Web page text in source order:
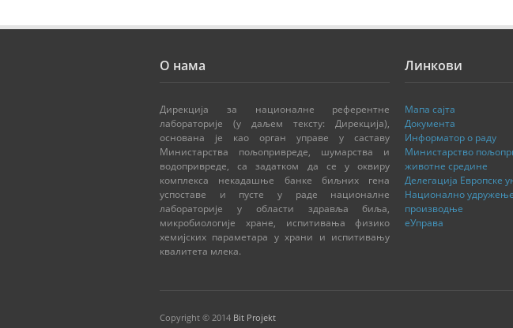
О нама
Дирекција за националне референтне
лабораторије (у даљем тексту: Дирекција),
основана је као орган управе у саставу
Министарства пољопривреде, шумарства и
водопривреде, са задатком да се у оквиру
комплекса некадашње банке биљних гена
успоставе и пусте у раде националне
лабораторије у области здравља биља,
микробиологије хране, испитивања физико
хемијских параметара у храни и испитивању
квалитета млека.
Линкови
Мапа сајта
Документа
Информатор о раду
Министарство
животне средине
Делегација Европске
Национално удружење
производње
еУправа
Copyright © 2014 Bit Projekt